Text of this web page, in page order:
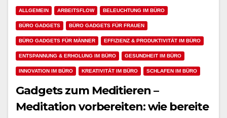
ALLGEMEIN ARBEITSFLOW BELEUCHTUNG IM BÜRO
BÜRO GADGETS BÜRO GADGETS FÜR FRAUEN
BÜRO GADGETS FÜR MÄNNER EFFIZIENZ & PRODUKTIVITÄT IM BÜRO
ENTSPANNUNG & ERHOLUNG IM BÜRO GESUNDHEIT IM BÜRO
INNOVATION IM BÜRO KREATIVITÄT IM BÜRO SCHLAFEN IM BÜRO
Gadgets zum Meditieren –
Meditation vorbereiten: wie bereite